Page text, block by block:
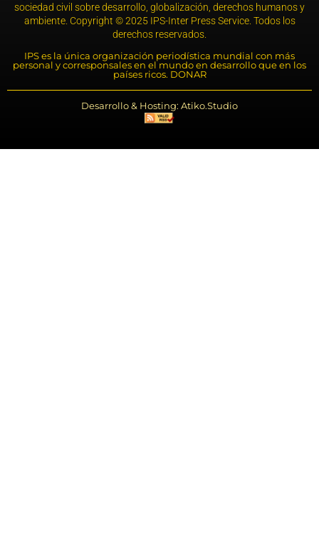
sociedad civil sobre desarrollo, globalización, derechos humanos y
ambiente. Copyright © 2025 IPS-Inter Press Service. Todos los
derechos reservados.
IPS es la única organización periodística mundial con más
personal y corresponsales en el mundo en desarrollo que en los
países ricos. DONAR
Desarrollo & Hosting: Atiko.Studio